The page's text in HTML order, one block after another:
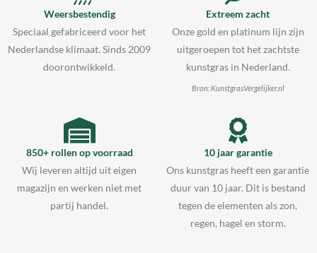
Weersbestendig
Speciaal gefabriceerd voor het
Nederlandse klimaat. Sinds 2009
doorontwikkeld.
Extreem zacht
Onze gold en platinum lijn zijn
uitgeroepen tot het zachtste
kunstgras in Nederland.
Bron: KunstgrasVergelijker.nl
850+ rollen op voorraad
Wij leveren altijd uit eigen
magazijn en werken niet met
partij handel.
10 jaar garantie
Ons kunstgras heeft een garantie
duur van 10 jaar. Dit is bestand
tegen de elementen als zon,
regen, hagel en storm.